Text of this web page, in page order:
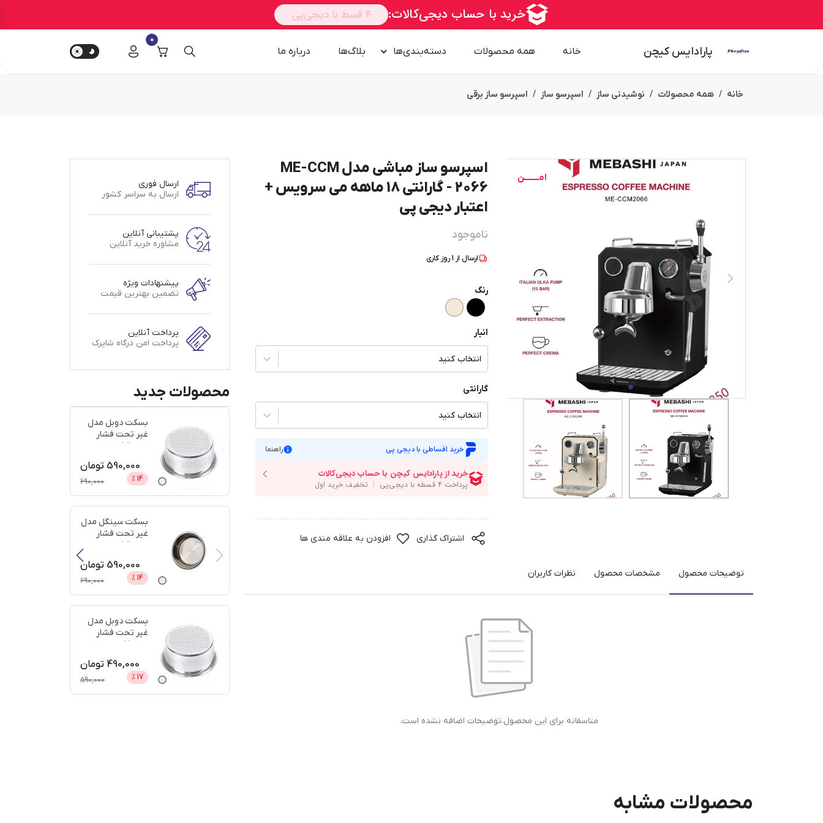
پارادایس کیچن خانه همه محصولات دسته‌بندی‌ها بلاگ‌ها درباره‌ ما
0
خانه همه محصولات نوشیدنی ساز اسپرسو ساز اسپرسو ساز برقی
امــــــــن
اسپرسو ساز مباشی مدل ME-CCM
2066 - گارانتی 18 ماهه می سرویس +
اعتبار دیجی پی
ناموجود
ارسال از 1روز کاری
رنگ
انبار
انتخاب کنید
گارانتی
انتخاب کنید
خرید اقساطی با دیجی پی راهنما
اشتراک گذاری افزودن به علاقه مندی ها
توضیحات محصول مشخصات محصول نظرات کاربران
متاسفانه برای این محصول،توضیحات اضافه نشده است.
ارسال فوری
ارسال به سراسر کشور
پشتیبانی آنلاین
مشاوره خرید آنلاین
پیشنهادات ویژه
تضمین بهترین قیمت
پرداخت آنلاین
پرداخت امن درگاه شاپرک
محصولات جدید
بسکت دوبل مدل
غیر تحت فشار
590,000 تومان
14
%
690,000
بسکت سینگل مدل
غیر تحت فشار
590,000 تومان
14
%
690,000
بسکت دوبل مدل
غیر تحت فشار
490,000 تومان
17
%
590,000
محصولات مشابه